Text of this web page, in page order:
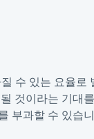
수 있는 요율로
것이라는 기대
부과할 수 있습